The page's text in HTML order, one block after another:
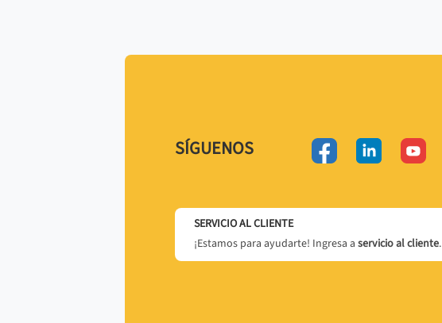
SÍGUENOS
SERVICIO AL CLIENTE
¡Estamos para ayudarte! Ingresa a servicio al cliente.